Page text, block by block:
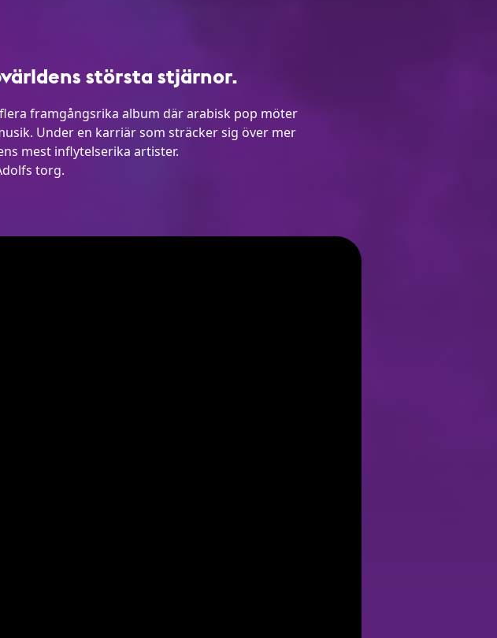
största stjärnor.
framgångsrika album där arabisk pop möter
Under en karriär som sträcker sig över mer
mest inflytelserika artister.
torg.